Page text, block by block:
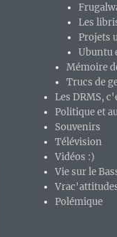
Les
Projets
Ubuntu
Mémoire
Trucs de
Les DRMS,
Politique et
Souvenirs
Télévision
Vidéos :)
Vie sur le
Polémique